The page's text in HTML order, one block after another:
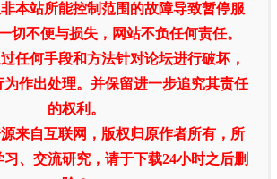
本站所能控制范围的故障导致暂停服
切不便与损失，网站不负任何责任。
任何手段和方法针对论坛进行破坏，
作出处理。并保留进一步追究其责任
的权利。
来自互联网，版权归原作者所有，所
、交流研究，请于下载24小时之后删